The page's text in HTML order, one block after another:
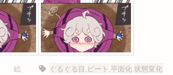
絵 ぐるぐる目 ビート ,平面化,状態変化